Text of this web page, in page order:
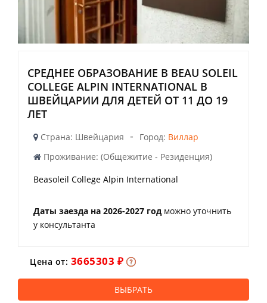
СРЕДНЕЕ ОБРАЗОВАНИЕ В BEAU SOLEIL
COLLEGE ALPIN INTERNATIONAL В
ШВЕЙЦАРИИ ДЛЯ ДЕТЕЙ ОТ 11 ДО 19
ЛЕТ
Страна: Швейцария - Город: Виллар
Проживание: (Общежитие - Резиденция)
Beasoleil College Alpin International
Даты заезда на 2026-2027 год можно уточнить
у консультанта
Цена от: 3665303 ₽
ВЫБРАТЬ